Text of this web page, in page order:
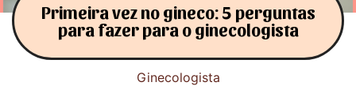
Primeira vez no gineco: 5 perguntas
para fazer para o ginecologista
Ginecologista